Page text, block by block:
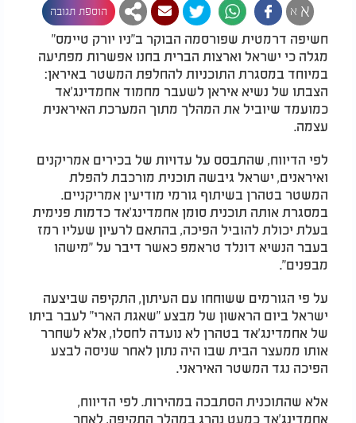
א א הוספת תגובה
חשיפה דרמטית שפורסמה הבוקר ב"ניו יורק טיימס"
מגלה כי ישראל וארצות הברית בחנו אפשרות מפתיעה
במיוחד במסגרת התוכניות להחלפת המשטר באיראן:
הצבתו של נשיא איראן לשעבר מחמוד אחמדינג'אד
כמועמד שיוביל את המהלך מתוך המערכת האיראנית
עצמה.
לפי הדיווח, שהתבסס על עדויות של בכירים אמריקנים
ואיראנים, ישראל גיבשה תוכנית מורכבת להפלת
המשטר בטהרן בשיתוף גורמי מודיעין אמריקניים.
במסגרת אותה תוכנית סומן אחמדינג'אד כדמות פנימית
בעלת יכולת להוביל הפיכה, בהתאם לרעיון שעליו רמז
בעבר הנשיא דונלד טראמפ כאשר דיבר על "מישהו
מבפנים".
על פי הגורמים ששוחחו עם העיתון, התקיפה שביצעה
ישראל ביום הראשון של מבצע "שאגת הארי" לעבר ביתו
של אחמדינג'אד בטהרן לא נועדה לחסלו, אלא לשחרר
אותו ממעצר הבית שבו היה נתון לאחר שניסה לבצע
הפיכה נגד המשטר האיראני.
אלא שהתוכנית הסתבכה במהירות. לפי הדיווח,
אחמדינג'אד כמעט נהרג במהלך התקיפה, לאחר